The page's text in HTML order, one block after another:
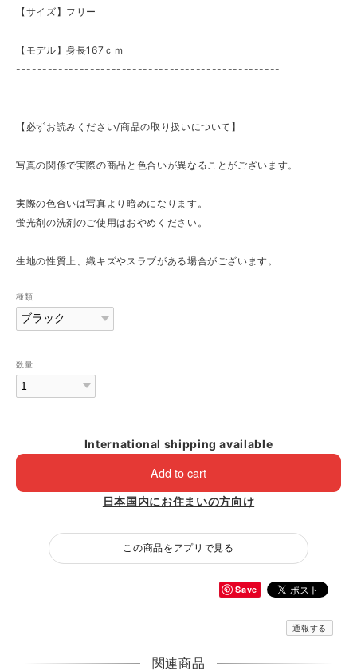
【サイズ】フリー
【モデル】身長167ｃｍ
--------------------------------------------------
【必ずお読みください/商品の取り扱いについて】
写真の関係で実際の商品と色合いが異なることがございます。
実際の色合いは写真より暗めになります。
蛍光剤の洗剤のご使用はおやめください。
生地の性質上、織キズやスラブがある場合がございます。
種類
数量
International shipping available
Add to cart
日本国内にお住まいの方向け
この商品をアプリで見る
Save
通報する
関連商品